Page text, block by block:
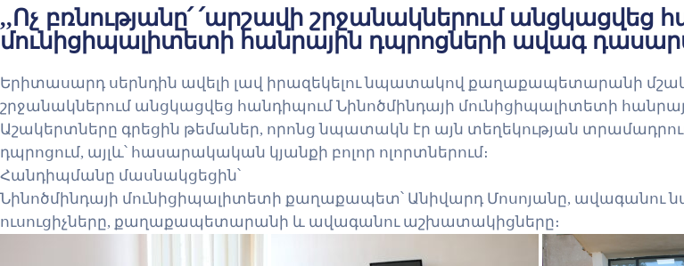
,,Ոչ բռնությանը՛ ՛արշավի շրջանակներում անցկացվեց
մունիցիպալիտետի հանրային դպրոցների ավագ
Երիտասարդ սերնդին ավելի լավ իրազեկելու նպատակով քաղաքապետարանի
շրջանակներում անցկացվեց հանդիպում Նինոծմինդայի մունիցիպալիտետի
Աշակերտները գրեցին թեմաներ, որոնց նպատակն էր այն տեղեկության
դպրոցում, այլև՝ հասարակական կյանքի բոլոր ոլորտներում։
Հանդիպմանը մասնակցեցին՝
Նինոծմինդայի մունիցիպալիտետի քաղաքապետ՝ Անիվարդ Մոսոյանը, ավագանու
ուսուցիչները, քաղաքապետարանի և ավագանու աշխատակիցները։